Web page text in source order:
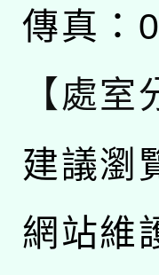
傳真：
【處室
建議瀏
網站維